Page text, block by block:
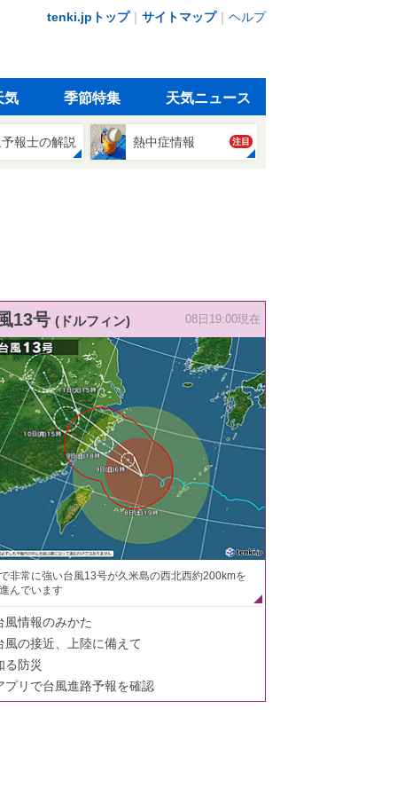
tenki.jpトップ｜ サイトマップ｜ ヘルプ
気 季節特集 天気ニュース
報士の解説 熱中症情報 注目
13号 (ドルフィン) 08日19:00現在
非常に強い台風13号が久米島の西北西約200kmを
んでいます
風情報のみかた
風の接近、上陸に備えて
る防災
プリで台風進路予報を確認